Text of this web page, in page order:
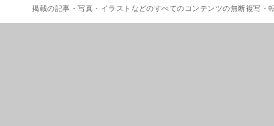
掲載の記事・写真・イラストなどのすべてのコンテンツの無断複